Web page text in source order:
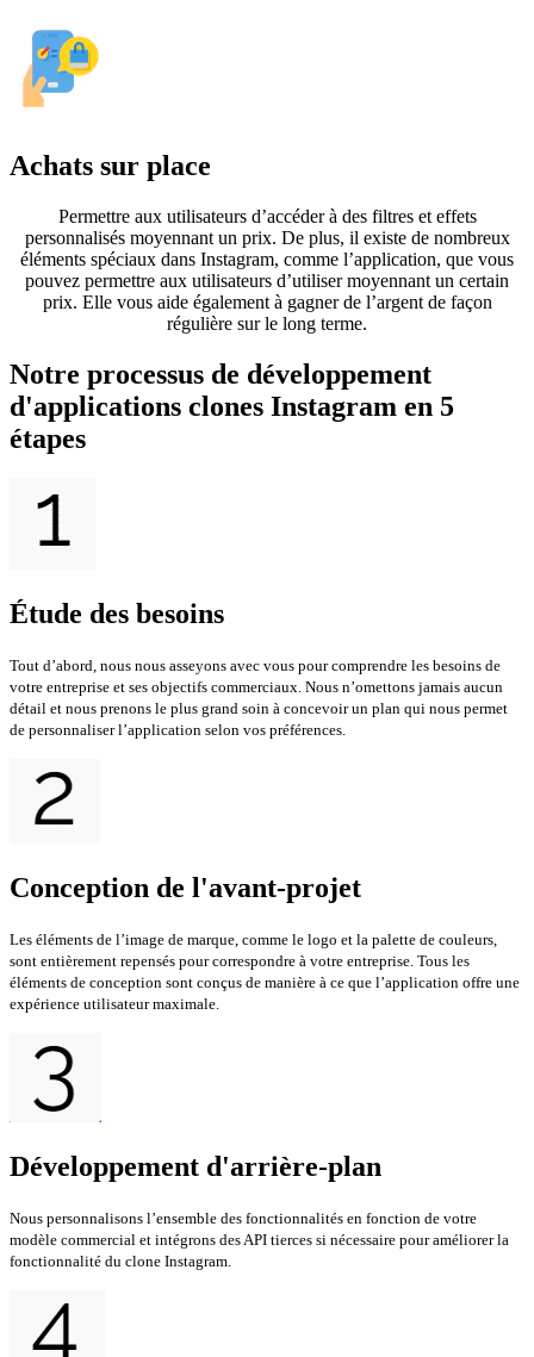
Achats sur place
Permettre aux utilisateurs d’accéder à des filtres et effets
personnalisés moyennant un prix. De plus, il existe de nombreux
éléments spéciaux dans Instagram, comme l’application, que vous
pouvez permettre aux utilisateurs d’utiliser moyennant un certain
prix. Elle vous aide également à gagner de l’argent de façon
régulière sur le long terme.
Notre processus de développement
d'applications clones Instagram en 5
étapes
Étude des besoins
Tout d’abord, nous nous asseyons avec vous pour comprendre les besoins de
votre entreprise et ses objectifs commerciaux. Nous n’omettons jamais aucun
détail et nous prenons le plus grand soin à concevoir un plan qui nous permet
de personnaliser l’application selon vos préférences.
Conception de l'avant-projet
Les éléments de l’image de marque, comme le logo et la palette de couleurs,
sont entièrement repensés pour correspondre à votre entreprise. Tous les
éléments de conception sont conçus de manière à ce que l’application offre une
expérience utilisateur maximale.
Développement d'arrière-plan
Nous personnalisons l’ensemble des fonctionnalités en fonction de votre
modèle commercial et intégrons des API tierces si nécessaire pour améliorer la
fonctionnalité du clone Instagram.